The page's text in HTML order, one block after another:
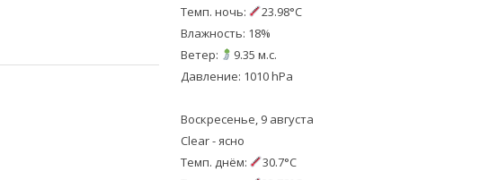
Темп. ночь:
23.98°C
Влажность: 18%
Ветер:
9.35 м.с.
Давление: 1010 hPa
Воскресенье, 9 августа
Clear - ясно
Темп. днём:
30.7°C